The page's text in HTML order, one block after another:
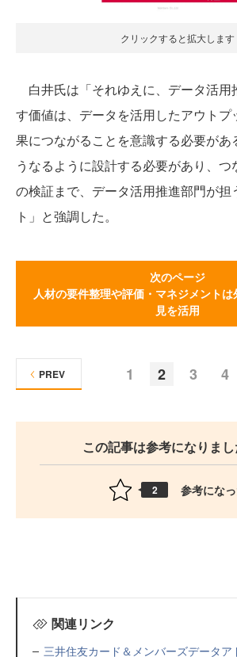
クリックすると拡大します
白井氏は「それゆえに、データ活用
す価値は、データを活用したアウトプ
果につながることを意識する必要があ
うなるように設計する必要があり、
の検証まで、データ活用推進部門が担
ト」と強調した。
次のページ
人材の要件整理や評価・マネジメント
見を活用
1 2 3 4
PREV
この記事は参考になりまし
2 参考にな
関連リンク
三井住友カード＆メンバーズデータア